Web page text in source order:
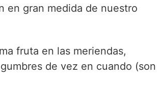
en gran medida de nuestro
fruta en las meriendas,
de vez en cuando (son